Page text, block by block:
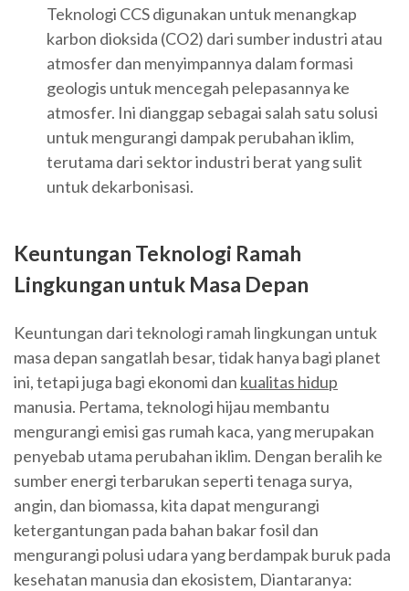
Teknologi CCS digunakan untuk menangkap
karbon dioksida (CO2) dari sumber industri atau
atmosfer dan menyimpannya dalam formasi
geologis untuk mencegah pelepasannya ke
atmosfer. Ini dianggap sebagai salah satu solusi
untuk mengurangi dampak perubahan iklim,
terutama dari sektor industri berat yang sulit
untuk dekarbonisasi.
Keuntungan Teknologi Ramah
Lingkungan untuk Masa Depan
Keuntungan dari teknologi ramah lingkungan untuk
masa depan sangatlah besar, tidak hanya bagi planet
ini, tetapi juga bagi ekonomi dan kualitas hidup
manusia. Pertama, teknologi hijau membantu
mengurangi emisi gas rumah kaca, yang merupakan
penyebab utama perubahan iklim. Dengan beralih ke
sumber energi terbarukan seperti tenaga surya,
angin, dan biomassa, kita dapat mengurangi
ketergantungan pada bahan bakar fosil dan
mengurangi polusi udara yang berdampak buruk pada
kesehatan manusia dan ekosistem, Diantaranya: